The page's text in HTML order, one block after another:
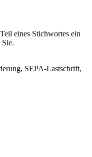
eines Stichwortes ein
SEPA-Lastschrift,